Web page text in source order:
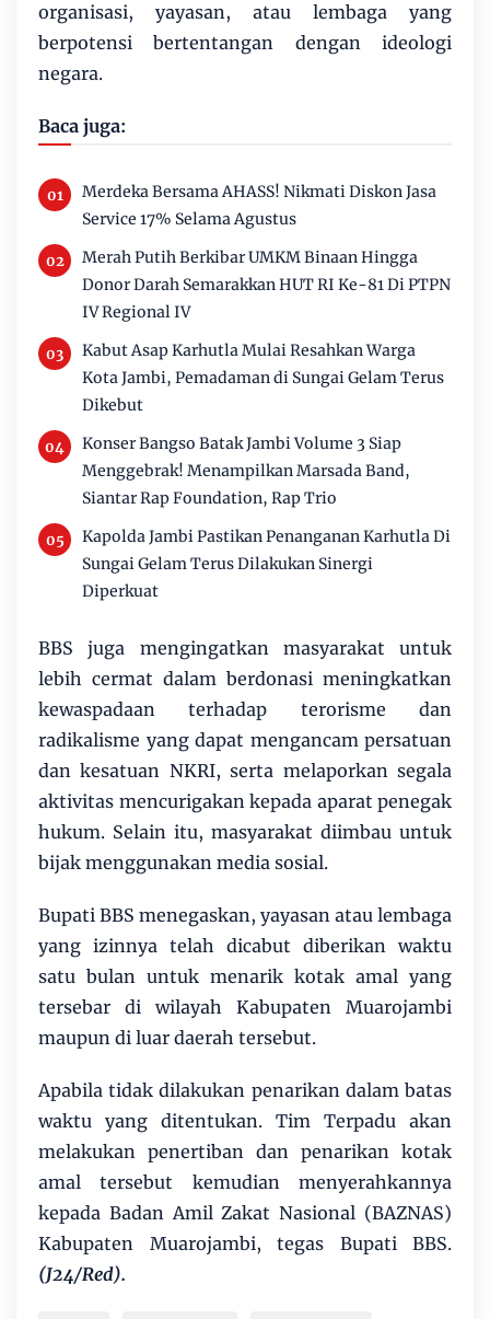
organisasi, yayasan, atau lembaga yang
berpotensi bertentangan dengan ideologi
negara.
Baca juga:
Merdeka Bersama AHASS! Nikmati Diskon Jasa
Service 17% Selama Agustus
Merah Putih Berkibar UMKM Binaan Hingga
Donor Darah Semarakkan HUT RI Ke-81 Di PTPN
IV Regional IV
Kabut Asap Karhutla Mulai Resahkan Warga
Kota Jambi, Pemadaman di Sungai Gelam Terus
Dikebut
Konser Bangso Batak Jambi Volume 3 Siap
Menggebrak! Menampilkan Marsada Band,
Siantar Rap Foundation, Rap Trio
Kapolda Jambi Pastikan Penanganan Karhutla Di
Sungai Gelam Terus Dilakukan Sinergi
Diperkuat
BBS juga mengingatkan masyarakat untuk
lebih cermat dalam berdonasi meningkatkan
kewaspadaan terhadap terorisme dan
radikalisme yang dapat mengancam persatuan
dan kesatuan NKRI, serta melaporkan segala
aktivitas mencurigakan kepada aparat penegak
hukum. Selain itu, masyarakat diimbau untuk
bijak menggunakan media sosial.
Bupati BBS menegaskan, yayasan atau lembaga
yang izinnya telah dicabut diberikan waktu
satu bulan untuk menarik kotak amal yang
tersebar di wilayah Kabupaten Muarojambi
maupun di luar daerah tersebut.
Apabila tidak dilakukan penarikan dalam batas
waktu yang ditentukan. Tim Terpadu akan
melakukan penertiban dan penarikan kotak
amal tersebut kemudian menyerahkannya
kepada Badan Amil Zakat Nasional (BAZNAS)
Kabupaten Muarojambi, tegas Bupati BBS.
(J24/Red).